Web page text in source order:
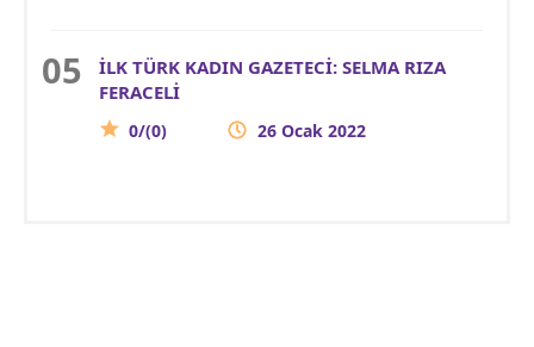
İLK TÜRK KADIN GAZETECİ: SELMA RIZA
FERACELİ
0/(0) 26 Ocak 2022